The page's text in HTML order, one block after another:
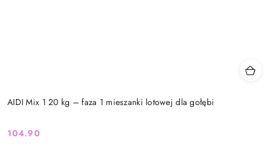
AIDI Mix 1 20 kg – faza 1 mieszanki lotowej dla gołębi
Cena:
104.90